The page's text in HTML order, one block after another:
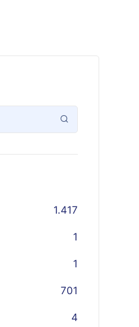
1.417
1
1
701
4